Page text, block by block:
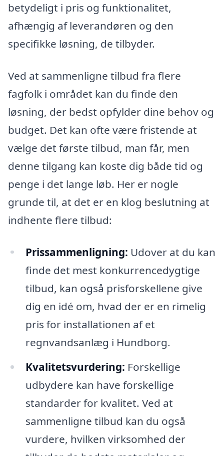
betydeligt i pris og funktionalitet,
afhængig af leverandøren og den
specifikke løsning, de tilbyder.
Ved at sammenligne tilbud fra flere
fagfolk i området kan du finde den
løsning, der bedst opfylder dine behov og
budget. Det kan ofte være fristende at
vælge det første tilbud, man får, men
denne tilgang kan koste dig både tid og
penge i det lange løb. Her er nogle
grunde til, at det er en klog beslutning at
indhente flere tilbud:
Prissammenligning: Udover at du kan
finde det mest konkurrencedygtige
tilbud, kan også prisforskellene give
dig en idé om, hvad der er en rimelig
pris for installationen af et
regnvandsanlæg i Hundborg.
Kvalitetsvurdering: Forskellige
udbydere kan have forskellige
standarder for kvalitet. Ved at
sammenligne tilbud kan du også
vurdere, hvilken virksomhed der